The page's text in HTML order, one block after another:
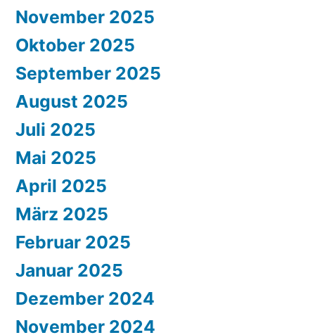
November 2025
Oktober 2025
September 2025
August 2025
Juli 2025
Mai 2025
April 2025
März 2025
Februar 2025
Januar 2025
Dezember 2024
November 2024